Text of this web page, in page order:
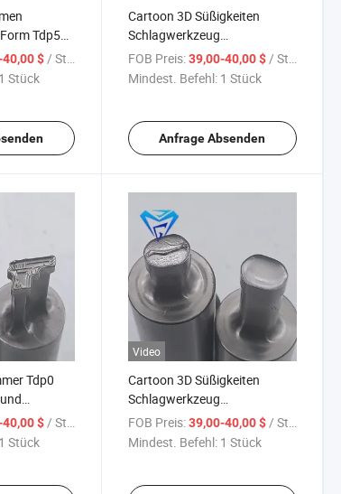
Tdp5
$/ Stück
1 Stück
Cartoon 3D Süßigkeiten
Schlagwerkzeug
Rotationspressen Werkzeuge
für Zp Serie individuelle
FOB Preis: 39,00-40,00 $/ Stück
Mindest. Befehl: 1 Stück
Anfrage Absenden
Tdp0
von Tdp-
$/ Stück
1 Stück
Video
Cartoon 3D Süßigkeiten
Schlagwerkzeug
Rotationspresse
Stempelformen für Zp
FOB Preis: 39,00-40,00 $/ Stück
Mindest. Befehl: 1 Stück